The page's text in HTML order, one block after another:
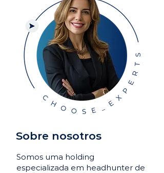
Sobre nosotros
Somos uma holding
especializada em headhunter de